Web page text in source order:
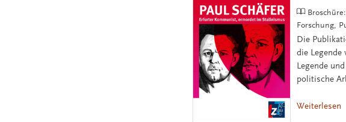
Forschung,
Die
die Legende
Legende
politische
Weiterlesen